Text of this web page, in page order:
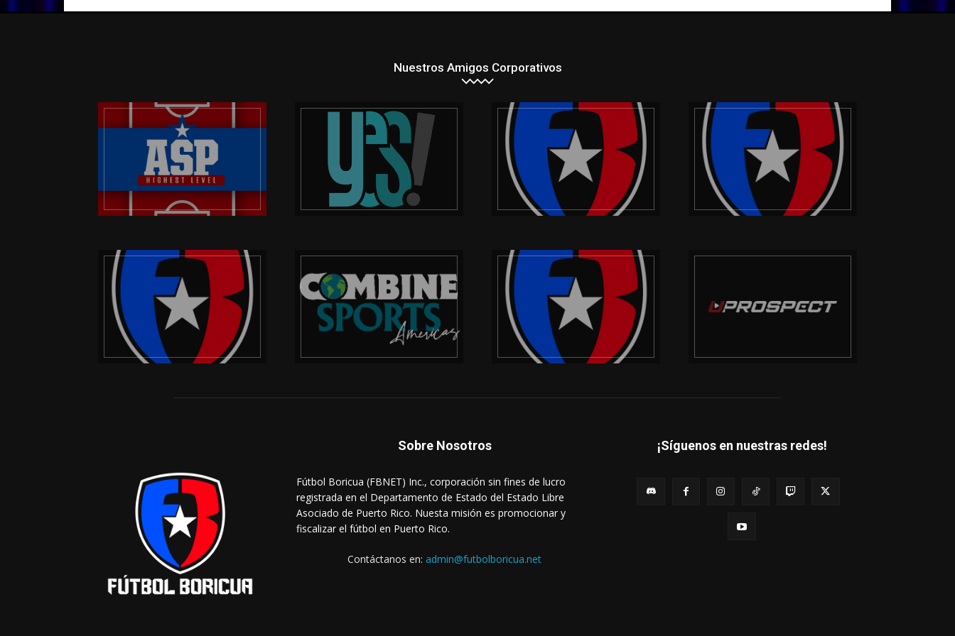
Nuestros Amigos Corporativos
Sobre Nosotros
Fútbol Boricua (FBNET) Inc., corporación sin fines de lucro
registrada en el Departamento de Estado del Estado Libre
Asociado de Puerto Rico. Nuesta misión es promocionar y
fiscalizar el fútbol en Puerto Rico.
Contáctanos en: admin@futbolboricua.net
¡Síguenos en nuestras redes!